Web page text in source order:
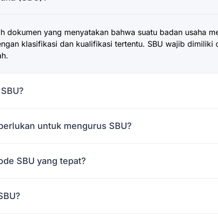
dokumen yang menyatakan bahwa suatu badan usaha
klasifikasi dan kualifikasi tertentu. SBU wajib dimiliki
untuk mengurus SBU?
SBU yang tepat?